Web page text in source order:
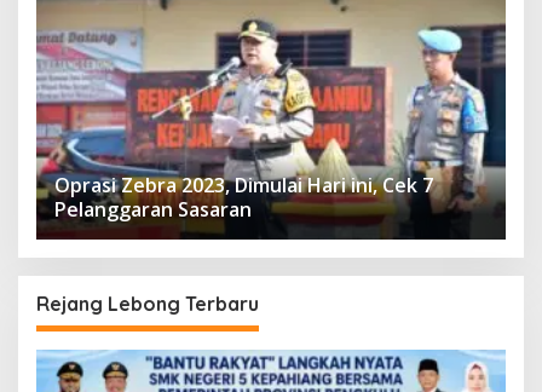
Oprasi Zebra 2023, Dimulai Hari ini, Cek 7
Pelanggaran Sasaran
Rejang Lebong Terbaru